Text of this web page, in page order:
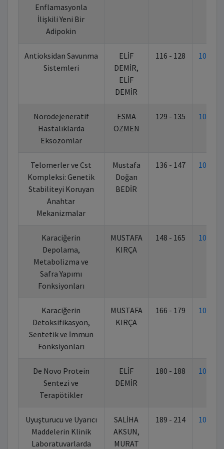
Enflamasyonla
İlişkili Yeni Bir
Adipokin
Antioksidan Savunma
Sistemleri
ELİF
DEMİR,
ELİF
DEMİR
116 - 128
Nörodejeneratif
Hastalıklarda
Eksozomlar
ESMA
ÖZMEN
129 - 135
Telomerler ve Cst
Kompleksi: Genetik
Stabiliteyi Koruyan
Anahtar
Mekanizmalar
Mustafa
Doğan
BEDİR
136 - 147
Karaciğerin
Depolama,
Metabolizma ve
Safra Yapımı
Fonksiyonları
MUSTAFA
KIRÇA
148 - 165
Karaciğerin
Detoksifikasyon,
Sentetik ve İmmün
Fonksiyonları
MUSTAFA
KIRÇA
166 - 179
De Novo Protein
Sentezi ve
Terapötikler
ELİF
DEMİR
180 - 188
Uyuşturucu ve Uyarıcı
Maddelerin Klinik
Laboratuvarlarda
SALİHA
AKSUN,
MURAT
189 - 214